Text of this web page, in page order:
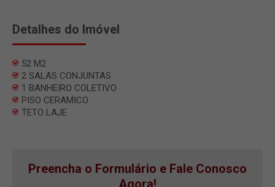
Detalhes do Imóvel
52 M2
2 SALAS CONJUNTAS
1 BANHEIRO COLETIVO
PISO CERAMICO
TETO LAJE
Preencha o Formulário e Fale Conosco
Agora!